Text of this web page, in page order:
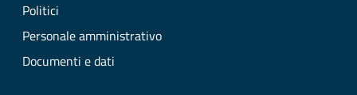
Politici
Personale amministrativo
Documenti e dati